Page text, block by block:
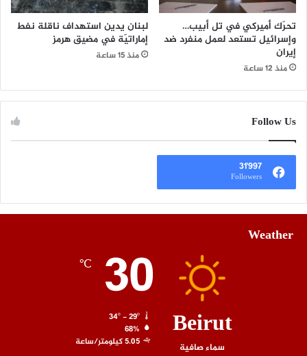
تحرّك أميركي في تل أبيب…
وإسرائيل تستعد لعمل منفرد ضد
إيران
منذ 12 ساعة
لبنان يدين استهداف ناقلة نفط
إماراتيّة في مضيق هرمز
منذ 15 ساعة
Follow Us
31٬997
Followers
Weather
Beirut
سماء صافية
30
℃
34º - 29º
68%
5.05 كيلومتر/ساعة